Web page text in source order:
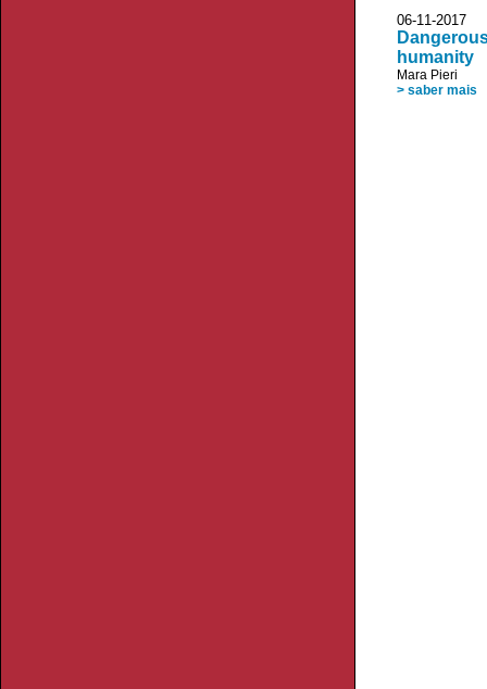
06-11-
humanity
Mara Pieri
> saber mais